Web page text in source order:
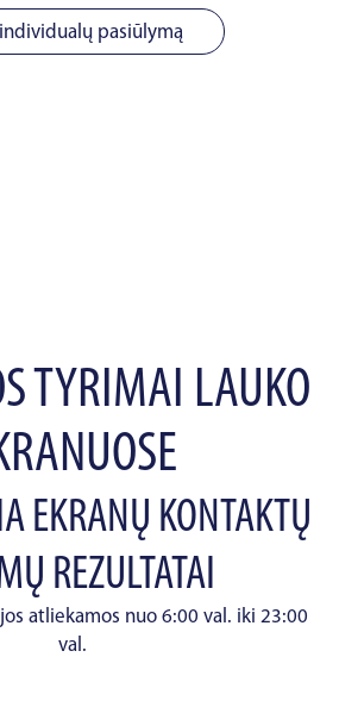
pasiūlymą
TYRIMAI LAUKO
EKRANŲ KONTAKTŲ
REZULTATAI
atliekamos nuo 6:00 val. iki 23:00
val.